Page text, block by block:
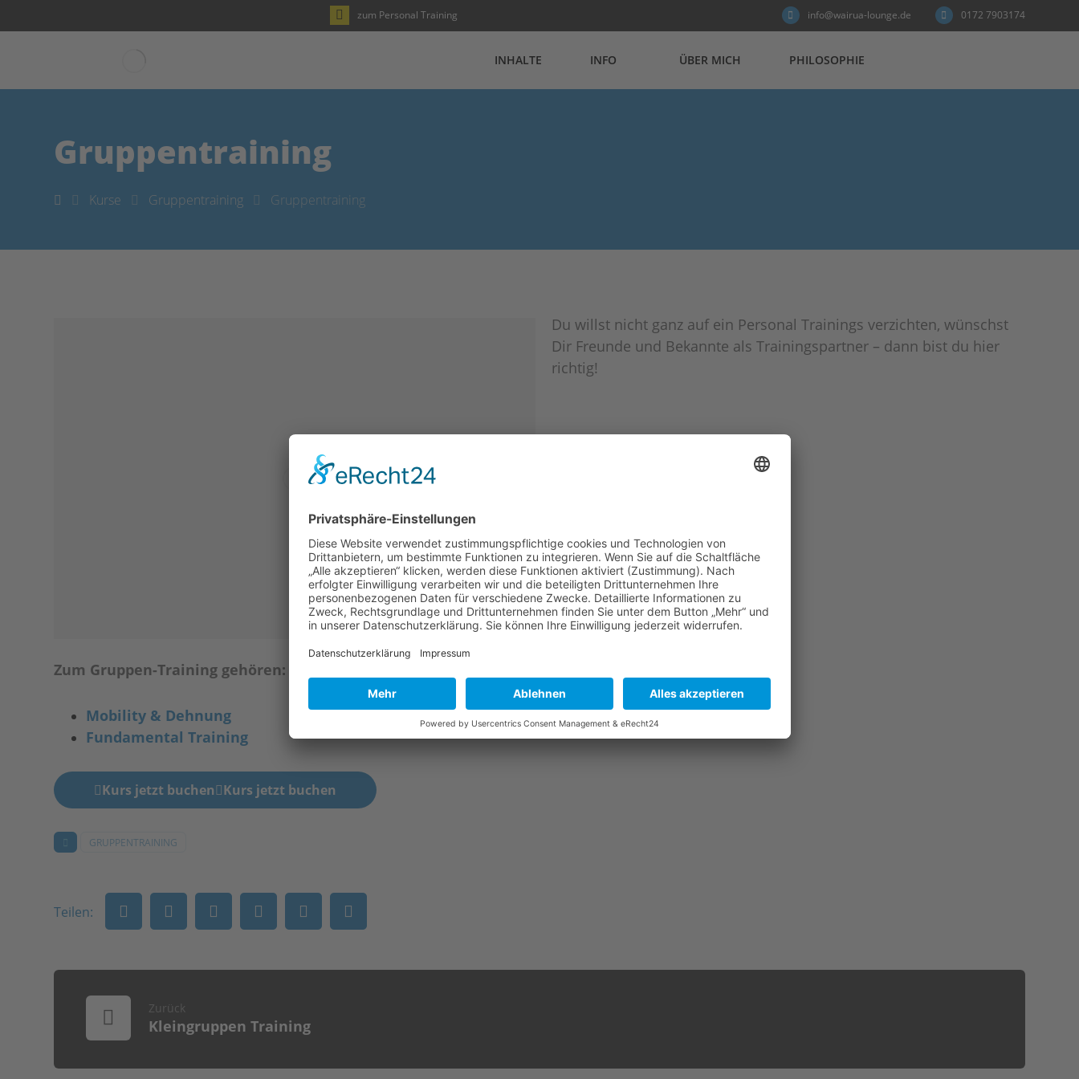
zum Personal Training 0172 7903174
info@wairua-lounge.de
INHALTE INFO ÜBER MICH PHILOSOPHIE
Gruppentraining
Kurse Gruppentraining Gruppentraining
Du willst nicht ganz auf ein Personal Trainings verzichten, wünschst
Dir Freunde und Bekannte als Trainingspartner – dann bist du hier
richtig!
Zum Gruppen-Training gehören:
Mobility & Dehnung
Fundamental Training
Kurs jetzt buchen Kurs jetzt buchen
GRUPPENTRAINING
Zurück
Kleingruppen Training